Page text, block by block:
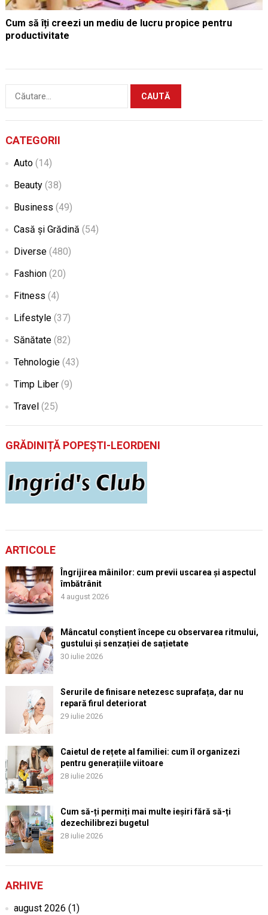
Cum să îți creezi un mediu de lucru propice pentru
productivitate
Caută
CATEGORII
Auto(14)
Beauty(38)
Business (49)
Casă și Grădină (54)
Diverse(480)
Fashion(20)
Fitness (4)
Lifestyle(37)
Sănătate(82)
Tehnologie(43)
Timp Liber(9)
Travel (25)
GRĂDINIȚĂ POPEȘTI-LEORDENI
ARTICOLE
Îngrijirea mâinilor: cum previi uscarea și aspectul
îmbătrânit
4 august 2026
Mâncatul conștient începe cu observarea ritmului,
gustului și senzației de sațietate
30 iulie 2026
Serurile de finisare netezesc suprafața, dar nu
repară firul deteriorat
29 iulie 2026
Caietul de rețete al familiei: cum îl organizezi
pentru generațiile viitoare
28 iulie 2026
Cum să-ți permiți mai multe ieșiri fără să-ți
dezechilibrezi bugetul
28 iulie 2026
ARHIVE
august 2026 (1)